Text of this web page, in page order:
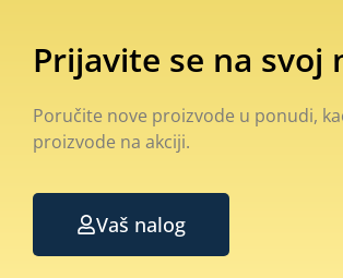
Prijavite se na svoj
Poručite nove proizvode u ponudi,
proizvode na akciji.
Vaš nalog